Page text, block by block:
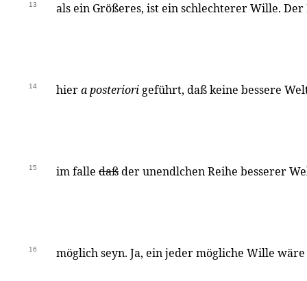
13 als ein Größeres, ist ein schlechterer Wille.
14 hiera posteriori geführt, daß keine bessere
15 im falle daßder unendlchen Reihe besserer
16 möglich seyn. Ja, ein jeder mögliche Wille